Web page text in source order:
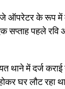
ऑपरेटर के रूप
सप्ताह पहले
थाने में दर्ज
घर लौट रहा